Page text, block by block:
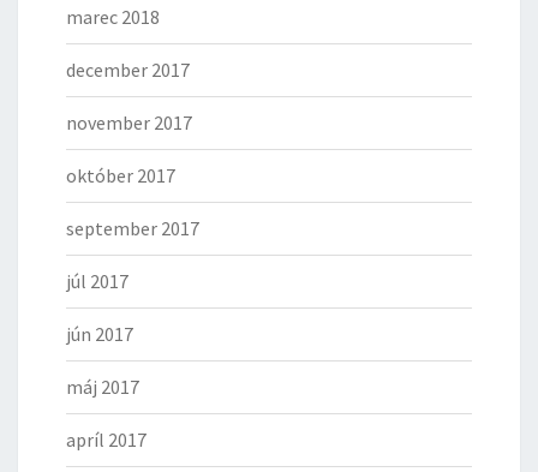
marec 2018
december 2017
november 2017
október 2017
september 2017
júl 2017
jún 2017
máj 2017
apríl 2017